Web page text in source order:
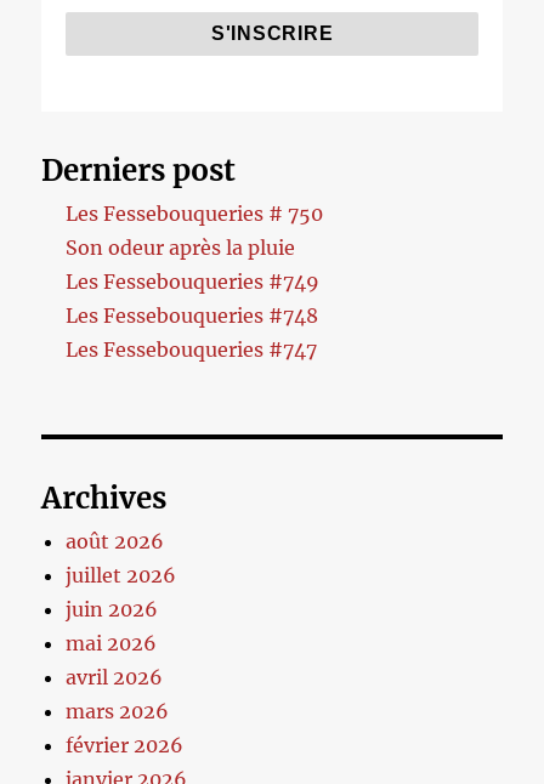
Derniers post
Les Fessebouqueries # 750
Son odeur après la pluie
Les Fessebouqueries #749
Les Fessebouqueries #748
Les Fessebouqueries #747
Archives
août 2026
juillet 2026
juin 2026
mai 2026
avril 2026
mars 2026
février 2026
janvier 2026